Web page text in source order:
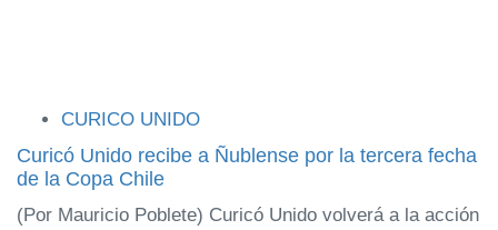
Tags CURICO UNIDO
Curicó Unido recibe a Ñublense por la tercera fecha
de la Copa Chile
(Por Mauricio Poblete) Curicó Unido volverá a la acción